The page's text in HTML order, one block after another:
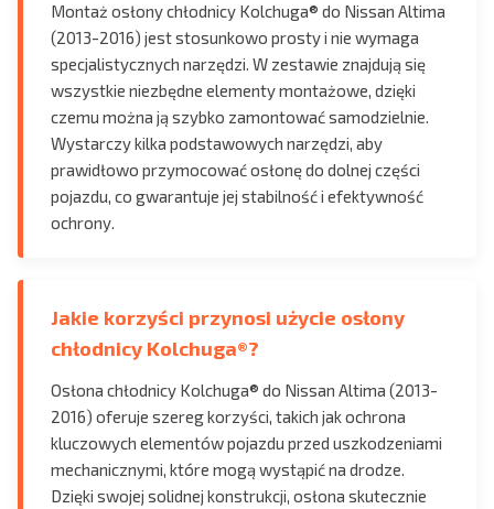
Montaż osłony chłodnicy Kolchuga® do Nissan Altima
(2013-2016) jest stosunkowo prosty i nie wymaga
specjalistycznych narzędzi. W zestawie znajdują się
wszystkie niezbędne elementy montażowe, dzięki
czemu można ją szybko zamontować samodzielnie.
Wystarczy kilka podstawowych narzędzi, aby
prawidłowo przymocować osłonę do dolnej części
pojazdu, co gwarantuje jej stabilność i efektywność
ochrony.
Jakie korzyści przynosi użycie osłony
chłodnicy Kolchuga®?
Osłona chłodnicy Kolchuga® do Nissan Altima (2013-
2016) oferuje szereg korzyści, takich jak ochrona
kluczowych elementów pojazdu przed uszkodzeniami
mechanicznymi, które mogą wystąpić na drodze.
Dzięki swojej solidnej konstrukcji, osłona skutecznie